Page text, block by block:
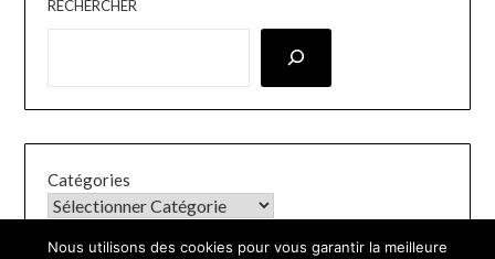
RECHERCHER
Catégories
Nous utilisons des cookies pour vous garantir la meilleure